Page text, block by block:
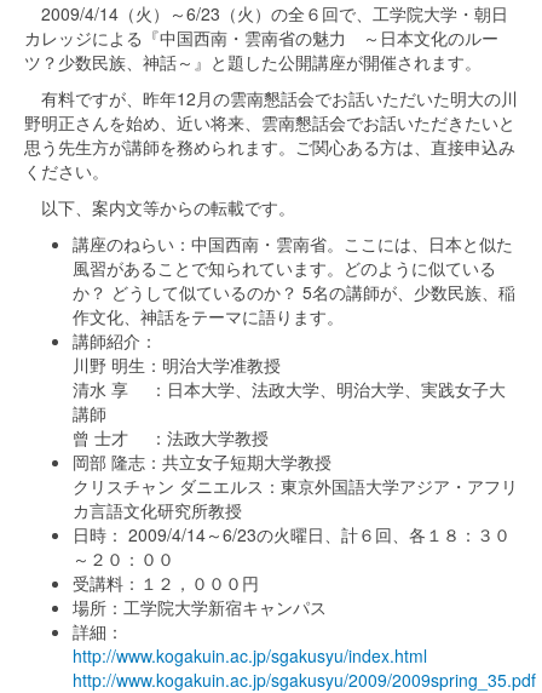
2009/4/14（火）～6/23（火）の全６回で、工学院大学・朝日
カレッジによる『中国西南・雲南省の魅力 ～日本文化のルー
ツ？少数民族、神話～』と題した公開講座が開催されます。
有料ですが、昨年12月の雲南懇話会でお話いただいた明大の川
野明正さんを始め、近い将来、雲南懇話会でお話いただきたいと
思う先生方が講師を務められます。ご関心ある方は、直接申込み
ください。
以下、案内文等からの転載です。
講座のねらい：中国西南・雲南省。ここには、日本と似た
風習があることで知られています。どのように似ている
か？ どうして似ているのか？ 5名の講師が、少数民族、稲
作文化、神話をテーマに語ります。
講師紹介：
川野 明生：明治大学准教授
清水 享 ：日本大学、法政大学、明治大学、実践女子大
講師
曾 士才 ：法政大学教授
岡部 隆志：共立女子短期大学教授
クリスチャン ダニエルス：東京外国語大学アジア・アフリ
カ言語文化研究所教授
日時： 2009/4/14～6/23の火曜日、計６回、各１８：３０
～２０：００
受講料：１２，０００円
場所：工学院大学新宿キャンパス
詳細：
http://www.kogakuin.ac.jp/sgakusyu/index.html
http://www.kogakuin.ac.jp/sgakusyu/2009/2009spring_35.pdf